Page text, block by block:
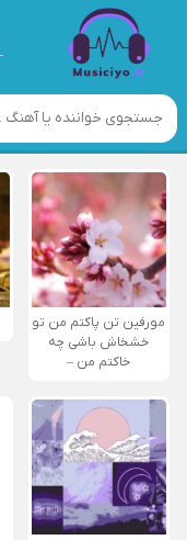
مورفین تن پاکتم من تو
خشخاش باشی چه
خاکتم من –